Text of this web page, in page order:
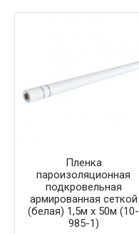
Пленка
пароизоляционная
подкровельная
армированная сеткой
(белая) 1,5м х 50м (10-
985-1)